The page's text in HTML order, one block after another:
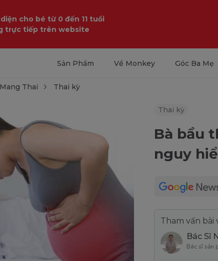
cho bé từ 0 đến 11 tuổi
trực tiếp trên website
Sản Phẩm Về Monkey Góc Ba Mẹ
Mang Thai Thai kỳ
Thai kỳ
Bà bầu
nguy
Tham vấn bài
Bác Sĩ
Bác sĩ sản